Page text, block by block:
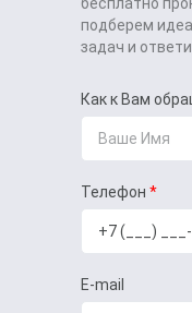
подберем
задач и
Как к Вам
Телефон
E-mail